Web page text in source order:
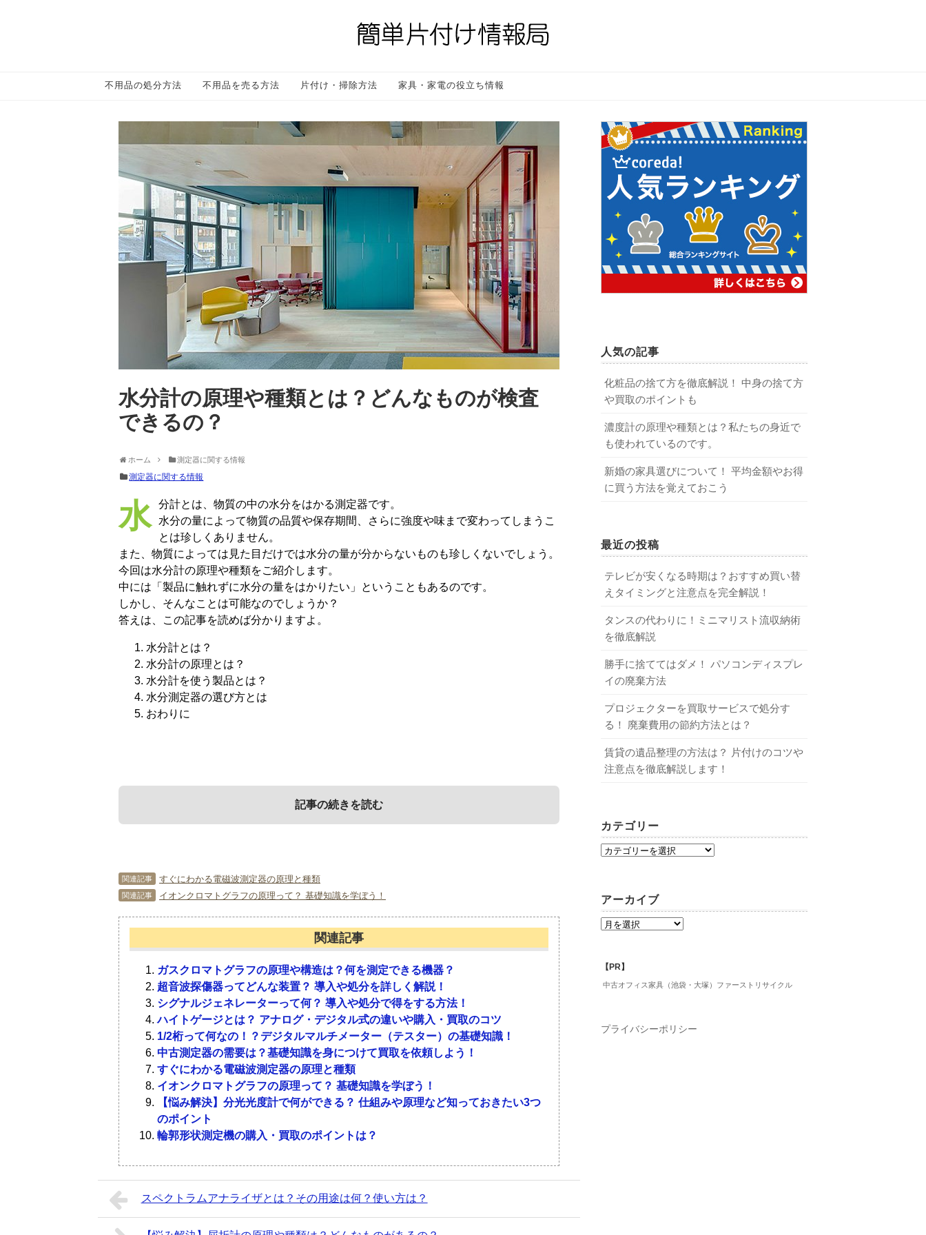
不用品の処分方法 不用品を売る方法 片付け・掃除方法 家具・家電の役立ち情報
水分計の原理や種類とは？どんなものが検査
できるの？
ホーム 測定器に関する情報
測定器に関する情報
水分計とは、物質の中の水分をはかる測定器です。
水分の量によって物質の品質や保存期間、さらに強度や味まで変わってしまうこ
とは珍しくありません。
また、物質によっては見た目だけでは水分の量が分からないものも珍しくないでしょう。
今回は水分計の原理や種類をご紹介します。
中には「製品に触れずに水分の量をはかりたい」ということもあるのです。
しかし、そんなことは可能なのでしょうか？
答えは、この記事を読めば分かりますよ。
水分計とは？
水分計の原理とは？
水分計を使う製品とは？
水分測定器の選び方とは
おわりに
記事の続きを読む
1．水分計とは？
水分計とは、物質に含まれる水分を計測する測定器です。
完全に水分を含まない製品というのはごくわずかでしょう。
特に、植物を原料とした製品やプラスチックをはじめとした石油製品は、水分の量によっ
て品質が大きく変わります。
また、食物も同じです。米や麦をはじめとする穀物類は、水分が少ないので長期間の保存
ができます。
また、補完する前に乾燥させて水分を飛ばすのです。
しかし、均一に乾燥ができていないと水分が多く含まれている部分から腐敗してくること
もあります。
食べ物以外でも、水分が製品の中で均一に含まれていなと、強度に差が出たり腐敗しやす
さが違ってきたりするでしょう。
ですから、水分計を使って製品の中の水分を検査することで、品質を一定に保つのです。
2．水分計の原理とは？
3．水分計を使う製品とは？
この項では、水分計で水分をはかることの多い製品とそれに使われる水分計の種類をご紹
介します。
水分計を選ぶ際の参考にしてください。
3-1．プラスチック製品
プラスチック製品の原料は石油です。
ですから、一見すると固いように見えて水分がしっかりと含まれています。
プラスチック製品は水分が多すぎれば強度が下がるのです。
しかし、水分が足りなさすぎても乾燥してもろくなってしまうでしょう。
ですから、製品を作る際はサンプルの水分測定が欠かせません。
化学反応式や赤外線式の水分計が使われることが多いです。
3-2．紙類
紙類の原料は木材。
ですから、意外と水分が含まれているのです。
関連記事 すぐにわかる電磁波測定器の原理と種類
関連記事 イオンクロマトグラフの原理って？ 基礎知識を学ぼう！
関連記事
ガスクロマトグラフの原理や構造は？何を測定できる機器？
超音波探傷器ってどんな装置？ 導入や処分を詳しく解説！
シグナルジェネレーターって何？ 導入や処分で得をする方法！
ハイトゲージとは？ アナログ・デジタル式の違いや購入・買取のコツ
1/2桁って何なの！？デジタルマルチメーター（テスター）の基礎知識！
中古測定器の需要は？基礎知識を身につけて買取を依頼しよう！
すぐにわかる電磁波測定器の原理と種類
イオンクロマトグラフの原理って？ 基礎知識を学ぼう！
【悩み解決】分光光度計で何ができる？ 仕組みや原理など知っておきたい3つ
のポイント
輪郭形状測定機の購入・買取のポイントは？
スペクトラムアナライザとは？その用途は何？使い方は？
人気の記事
化粧品の捨て方を徹底解説！ 中身の捨て方
や買取のポイントも
濃度計の原理や種類とは？私たちの身近で
も使われているのです。
新婚の家具選びについて！ 平均金額やお得
に買う方法を覚えておこう
最近の投稿
テレビが安くなる時期は？おすすめ買い替
えタイミングと注意点を完全解説！
タンスの代わりに！ミニマリスト流収納術
を徹底解説
勝手に捨ててはダメ！ パソコンディスプレ
イの廃棄方法
プロジェクターを買取サービスで処分す
る！ 廃棄費用の節約方法とは？
賃貸の遺品整理の方法は？ 片付けのコツや
注意点を徹底解説します！
カテゴリー
アーカイブ
【PR】
中古オフィス家具（池袋・大塚）ファーストリサイクル
プライバシーポリシー